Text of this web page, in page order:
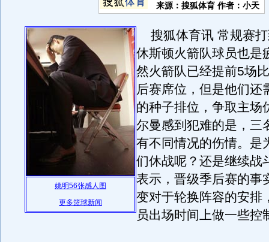
来源：搜狐体育 作者：小天
姚明56张感人图
更多篮球新闻
搜狐体育讯 常规赛
休斯顿火箭队球员也是
然火箭队已经提前5场
后赛席位，但是他们还
的种子排位，争取主场
尔曼感到犯难的是，三
有不同情况的伤情。是
们休战呢？还是继续战
表示，晋级季后赛的事
变对于轮换阵容的安排
员出场时间上做一些控